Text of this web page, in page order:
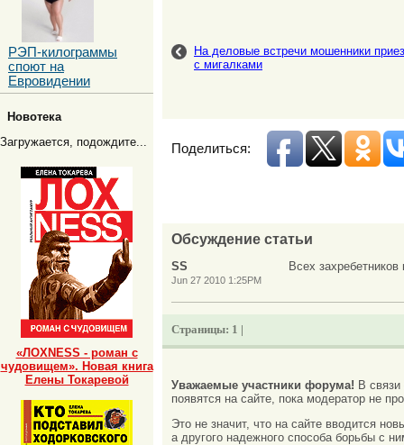
На деловые встречи мошенники
с мигалками
Поделиться:
Обсуждение статьи
SS
Jun 27 2010 1:25PM
Всех
Страницы: 1 |
Уважаемые участники форума! В
появятся на сайте, пока модератор не
Это не значит, что на сайте вводится
а другого надежного способа борьбы с
РЭП-килограммы
споют на
Евровидении
Новотека
Загружается, подождите...
«ЛОХNESS - роман с
чудовищем». Новая книга
Елены Токаревой